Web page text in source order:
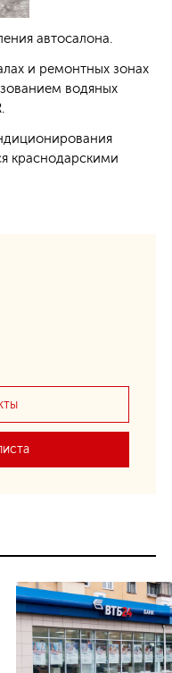
82
автосалона.
и ремонтных зонах
водяных
краснодарскими